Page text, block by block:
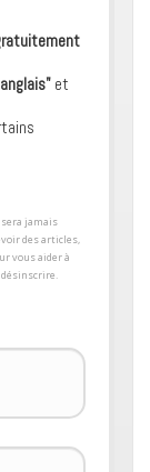
et
jamais
des articles,
​vous aider à